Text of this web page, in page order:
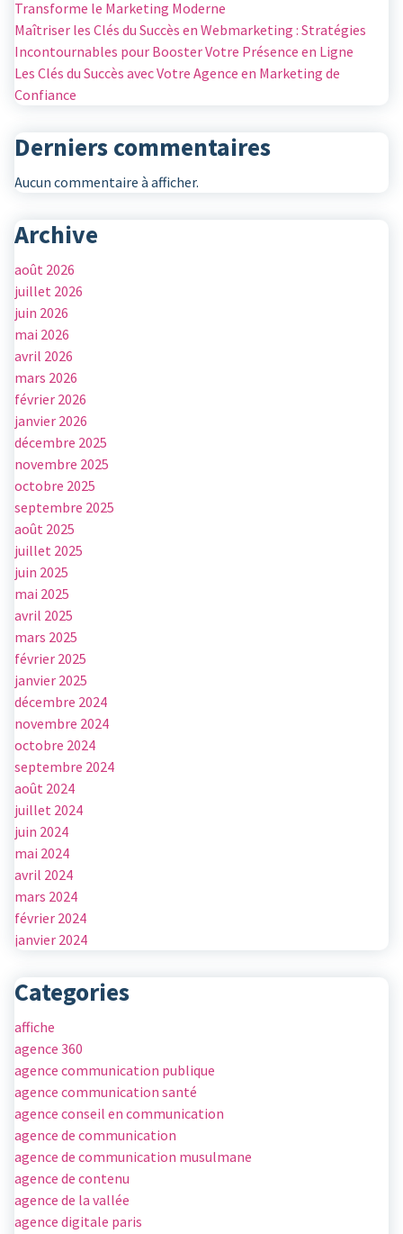
Transforme le Marketing Moderne
Maîtriser les Clés du Succès en Webmarketing : Stratégies
Incontournables pour Booster Votre Présence en Ligne
Les Clés du Succès avec Votre Agence en Marketing de
Confiance
Derniers commentaires
Aucun commentaire à afficher.
Archive
août 2026
juillet 2026
juin 2026
mai 2026
avril 2026
mars 2026
février 2026
janvier 2026
décembre 2025
novembre 2025
octobre 2025
septembre 2025
août 2025
juillet 2025
juin 2025
mai 2025
avril 2025
mars 2025
février 2025
janvier 2025
décembre 2024
novembre 2024
octobre 2024
septembre 2024
août 2024
juillet 2024
juin 2024
mai 2024
avril 2024
mars 2024
février 2024
janvier 2024
Categories
affiche
agence 360
agence communication publique
agence communication santé
agence conseil en communication
agence de communication
agence de communication musulmane
agence de contenu
agence de la vallée
agence digitale paris